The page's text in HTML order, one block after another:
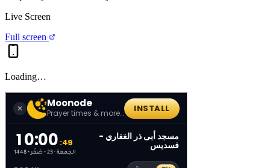
Live Screen
Full screen
Loading…